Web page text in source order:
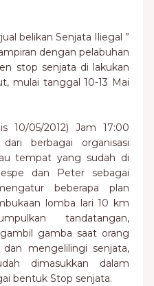
belikan Senjata Iliegal ”
dengan pelabuhan
stop senjata di lakukan
mulai tanggal 10-13 Mai
10/05/2012) Jam 17:00
berbagai organisasi
tempat yang sudah di
dan Peter sebagai
beberapa plan
lomba lari 10 km
tandatangan,
gamba saat orang
mengelilingi senjata,
dimasukkan dalam
bentuk Stop senjata.